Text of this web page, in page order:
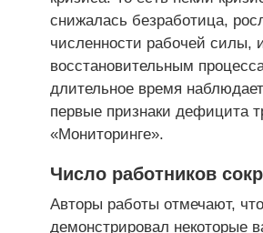
снижалась безработица,
численности рабочей силы,
восстановительным
длительное время
первые признаки дефицита
«Мониторинге».
Число работников
Авторы работы отмечают,
демонстрировал некоторые